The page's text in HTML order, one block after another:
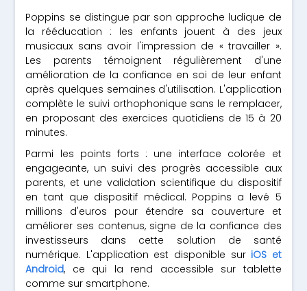
Poppins se distingue par son approche ludique de
la rééducation : les enfants jouent à des jeux
musicaux sans avoir l'impression de « travailler ».
Les parents témoignent régulièrement d'une
amélioration de la confiance en soi de leur enfant
après quelques semaines d'utilisation. L'application
complète le suivi orthophonique sans le remplacer,
en proposant des exercices quotidiens de 15 à 20
minutes.
Parmi les points forts : une interface colorée et
engageante, un suivi des progrès accessible aux
parents, et une validation scientifique du dispositif
en tant que dispositif médical. Poppins a levé 5
millions d'euros pour étendre sa couverture et
améliorer ses contenus, signe de la confiance des
investisseurs dans cette solution de santé
numérique. L'application est disponible sur iOS et
Android, ce qui la rend accessible sur tablette
comme sur smartphone.